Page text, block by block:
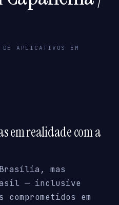
DE APLICATIVOS EM
em realidade com a
mas
— inclusive
comprometidos em